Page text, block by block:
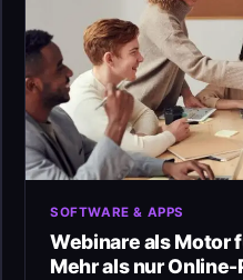
SOFTWARE & APPS
Webinare als Motor
Mehr als nur